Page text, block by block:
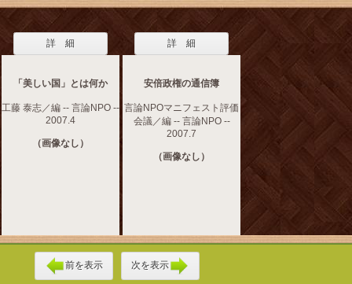
詳 細
「美しい国」とは何か
工藤 泰志／編 -- 言論NPO --
2007.4
（画像なし）
詳 細
安倍政権の通信簿
言論NPOマニフェスト評価
会議／編 -- 言論NPO --
2007.7
（画像なし）
前を表示 次を表示